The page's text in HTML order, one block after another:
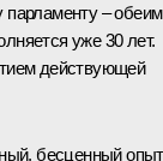
парламенту – обеим
уже 30 лет.
действующей
бесценный опыт